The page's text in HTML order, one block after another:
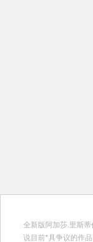
全新版阿加莎.里斯
说目前*具争议的作